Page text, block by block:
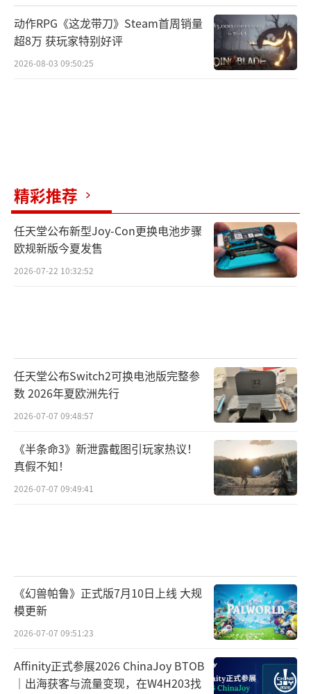
动作RPG《这龙带刀》Steam首周销量
超8万 获玩家特别好评
2026-08-03 09:50:25
精彩推荐
任天堂公布新型Joy-Con更换电池步骤
欧规新版今夏发售
2026-07-22 10:32:52
任天堂公布Switch2可换电池版完整参
数 2026年夏欧洲先行
2026-07-07 09:48:57
《半条命3》新泄露截图引玩家热议！
真假不知！
2026-07-07 09:49:41
《幻兽帕鲁》正式版7月10日上线 大规
模更新
2026-07-07 09:51:23
Affinity正式参展2026 ChinaJoy BTOB
｜出海获客与流量变现，在W4H203找